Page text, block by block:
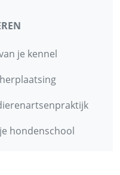
je kennel
hondenschool